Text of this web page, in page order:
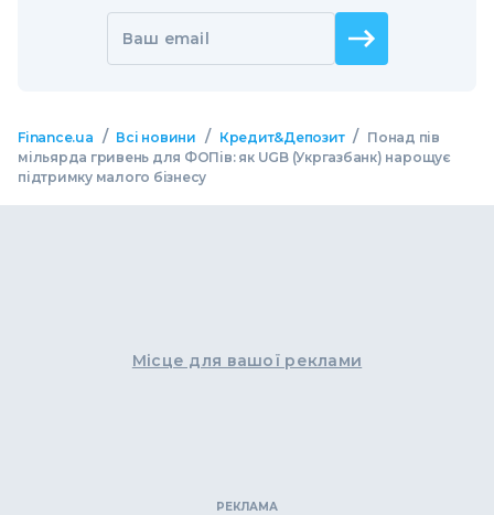
Ваш email
Finance.ua / Всі новини / Кредит&Депозит / Понад пів
мільярда гривень для ФОПів: як UGB (Укргазбанк) нарощує
підтримку малого бізнесу
Місце для вашої реклами